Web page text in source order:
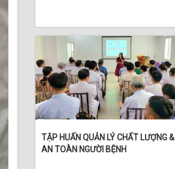
TẬP HUẤN QUẢN LÝ CHẤT LƯỢNG &
AN TOÀN NGƯỜI BỆNH